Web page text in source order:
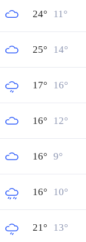
24° 11°
25° 14°
17° 16°
16° 12°
16° 9°
16° 10°
21° 13°